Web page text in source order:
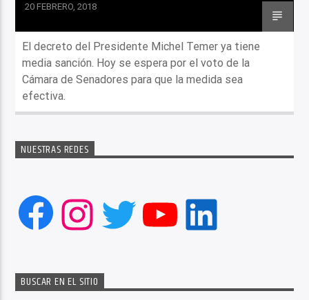
20 FEBRERO, 2018
El decreto del Presidente Michel Temer ya tiene
media sanción. Hoy se espera por el voto de la
Cámara de Senadores para que la medida sea
efectiva.
NUESTRAS REDES
Facebook
Instagram
Twitter
YouTube
LinkedIn
BUSCAR EN EL SITIO